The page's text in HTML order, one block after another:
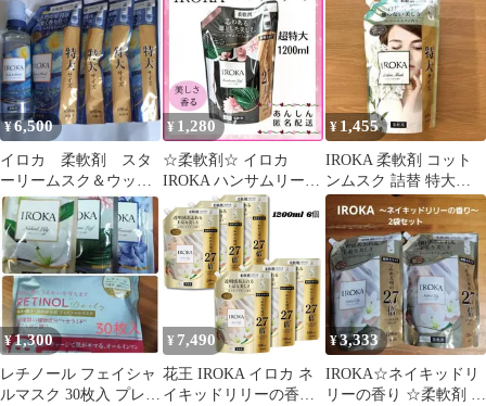
¥6,500
イロカ 柔軟剤 スタ
ーリームスク＆ウッド
本体＆詰替え
¥ 1,280
☆柔軟剤☆ イロカ
IROKA ハンサムリーフ
の香り 1200ml
¥ 1,455
IROKA 柔軟剤 コット
ンムスク 詰替 特大
650mL
¥1,300
レチノール フェイシャ
ルマスク 30枚入 プレミ
¥ 7,490
花王 IROKA イロカ ネ
イキッドリリーの香り
¥3,333
IROKA☆ネイキッドリ
リーの香り ☆柔軟剤 詰